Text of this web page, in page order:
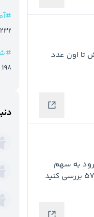
#
232
#
198